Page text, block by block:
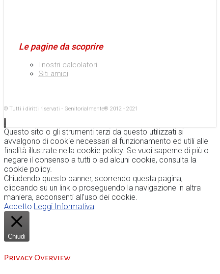
Le pagine da scoprire
I nostri calcolatori
Siti amici
© Tutti i diritti riservati - Genitorialmente® 2012 - 2021
Questo sito o gli strumenti terzi da questo utilizzati si
avvalgono di cookie necessari al funzionamento ed utili alle
finalità illustrate nella cookie policy. Se vuoi saperne di più o
negare il consenso a tutti o ad alcuni cookie, consulta la
cookie policy.
Chiudendo questo banner, scorrendo questa pagina,
cliccando su un link o proseguendo la navigazione in altra
maniera, acconsenti all’uso dei cookie.
Accetto Leggi Informativa
Chiudi
Privacy Overview